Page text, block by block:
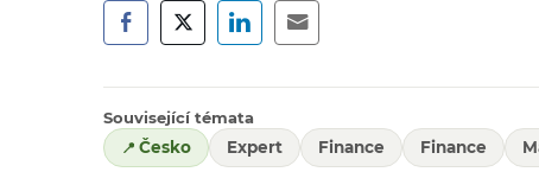
Související témata
Česko
Expert Finance Finance